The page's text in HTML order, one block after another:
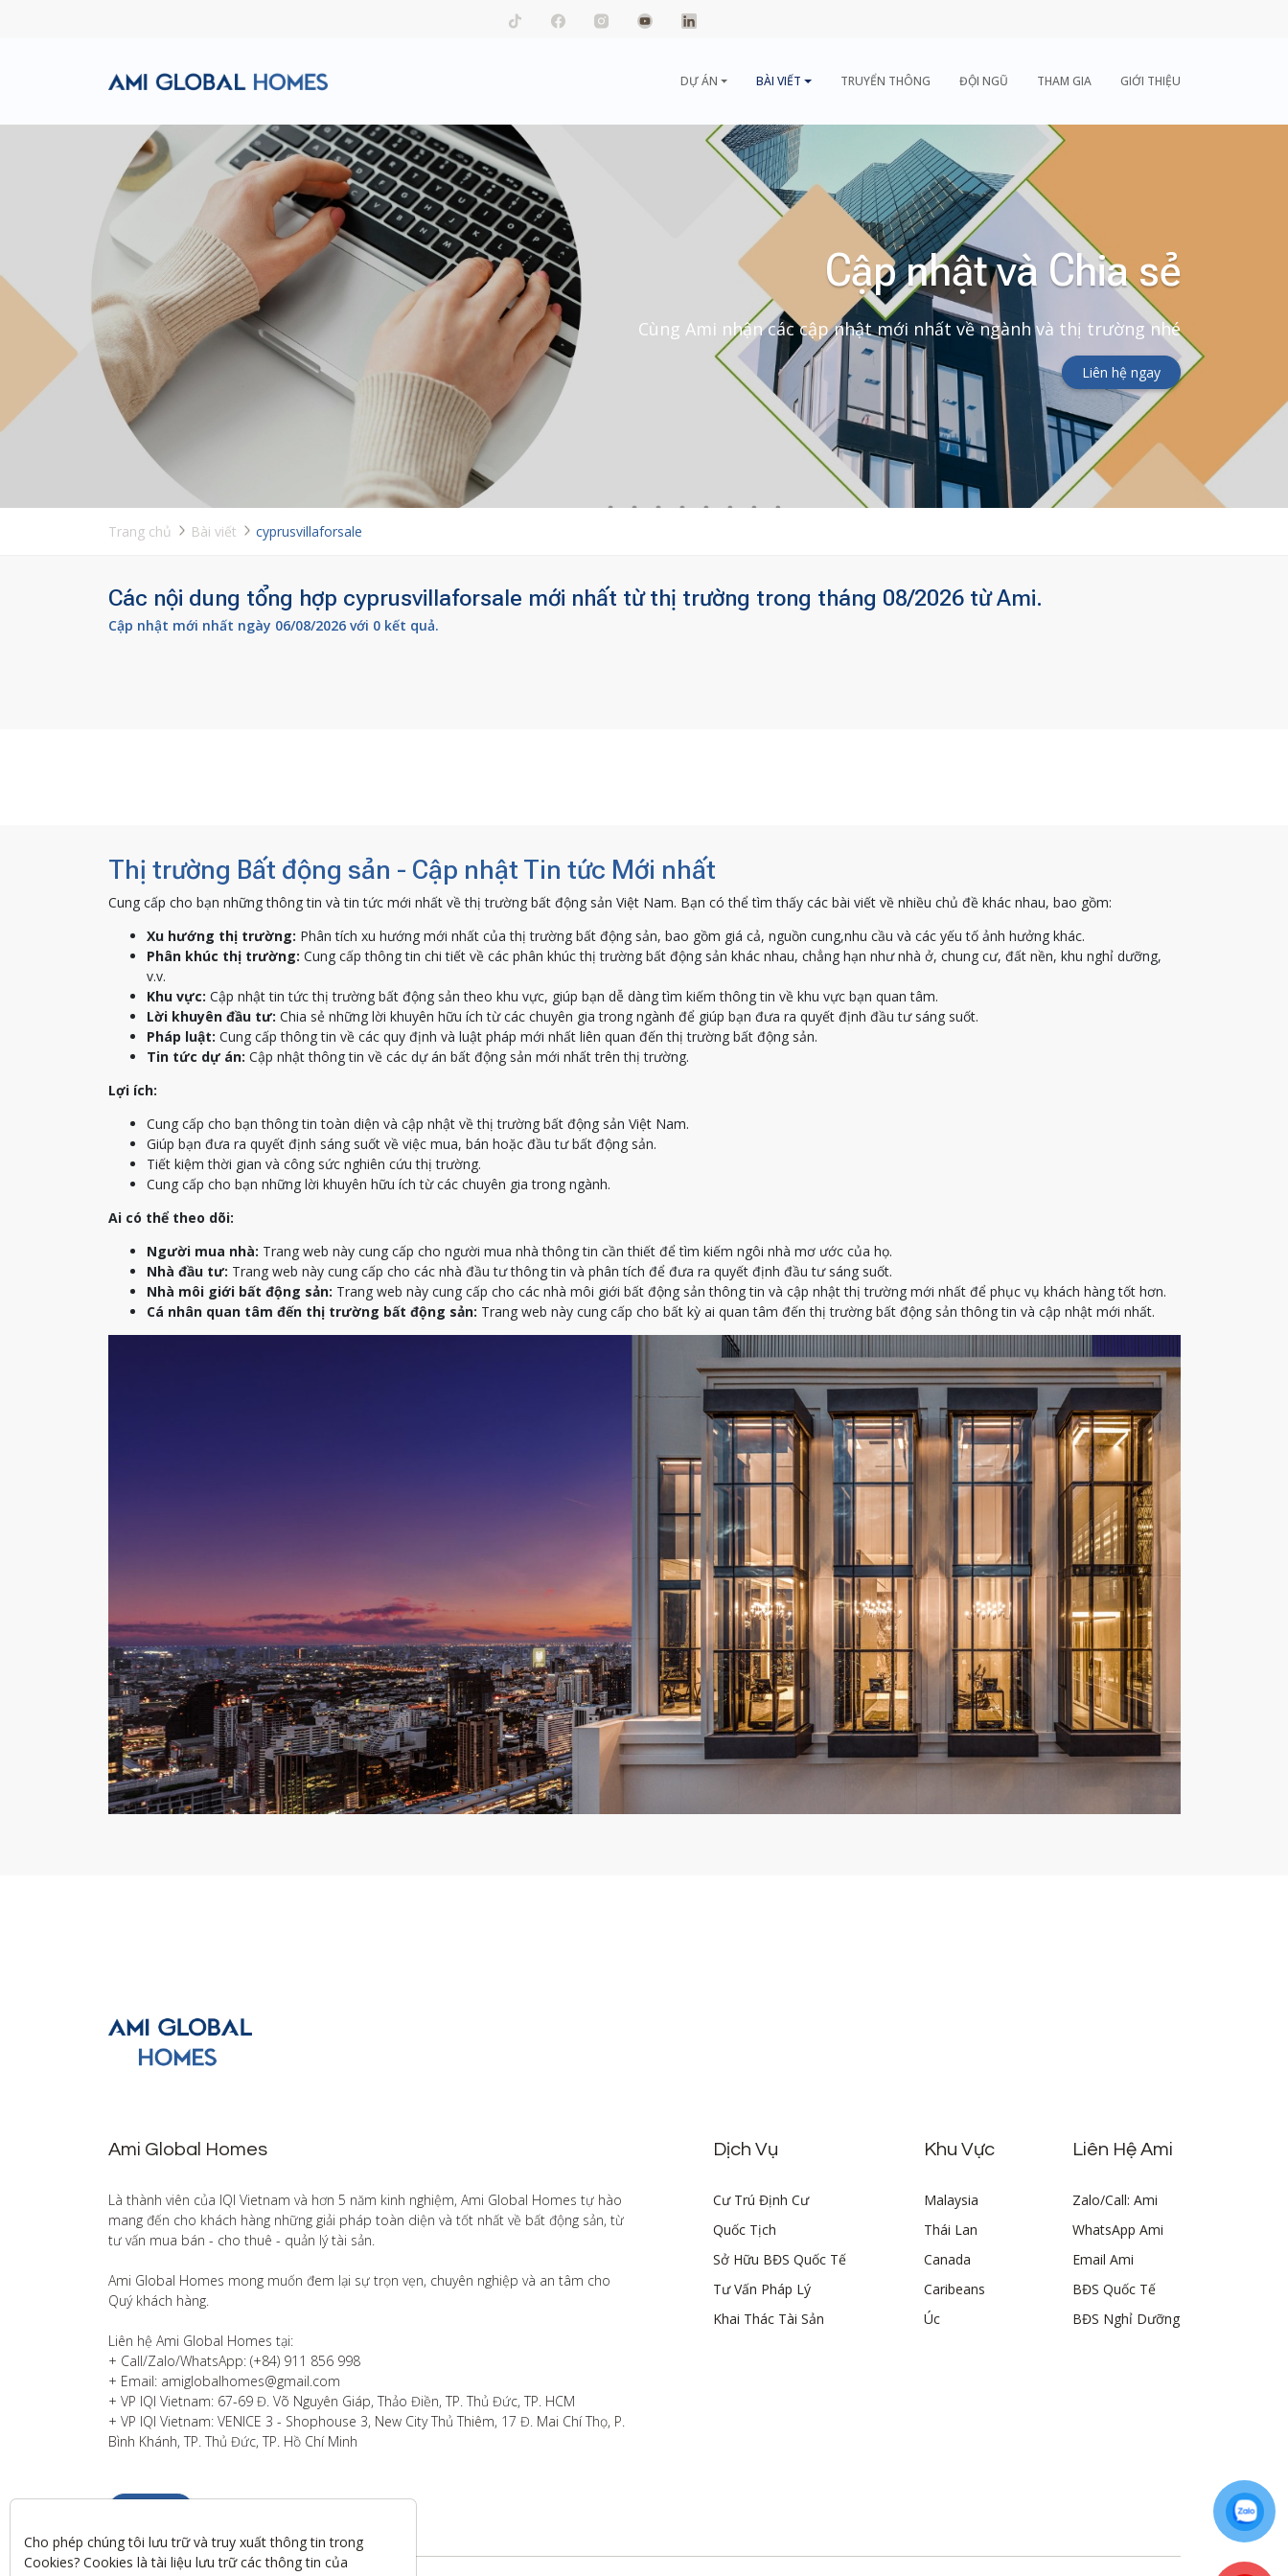
DỰ ÁN BÀI VIẾT TRUYỂN THÔNG ĐỘI NGŨ THAM GIA GIỚI THIỆU
Cập nhật và Chia sẻ
Cùng Ami nhận các cập nhật mới nhất về ngành và thị trường nhé
Liên hệ ngay
Trang chủ Bài viết cyprusvillaforsale
Các nội dung tổng hợp cyprusvillaforsale mới nhất từ thị trường trong tháng 08/2026 từ Ami.
Cập nhật mới nhất ngày 06/08/2026 với 0 kết quả.
Thị trường Bất động sản - Cập nhật Tin tức Mới nhất
Cung cấp cho bạn những thông tin và tin tức mới nhất về thị trường bất động sản Việt Nam. Bạn có thể tìm thấy các bài viết về nhiều chủ đề khác nhau, bao gồm:
Xu hướng thị trường: Phân tích xu hướng mới nhất của thị trường bất động sản, bao gồm giá cả, nguồn cung,nhu cầu và các yếu tố ảnh hưởng khác.
Phân khúc thị trường: Cung cấp thông tin chi tiết về các phân khúc thị trường bất động sản khác nhau, chẳng hạn như nhà ở, chung cư, đất nền, khu nghỉ dưỡng,
v.v.
Khu vực: Cập nhật tin tức thị trường bất động sản theo khu vực, giúp bạn dễ dàng tìm kiếm thông tin về khu vực bạn quan tâm.
Lời khuyên đầu tư: Chia sẻ những lời khuyên hữu ích từ các chuyên gia trong ngành để giúp bạn đưa ra quyết định đầu tư sáng suốt.
Pháp luật: Cung cấp thông tin về các quy định và luật pháp mới nhất liên quan đến thị trường bất động sản.
Tin tức dự án: Cập nhật thông tin về các dự án bất động sản mới nhất trên thị trường.
Lợi ích:
Cung cấp cho bạn thông tin toàn diện và cập nhật về thị trường bất động sản Việt Nam.
Giúp bạn đưa ra quyết định sáng suốt về việc mua, bán hoặc đầu tư bất động sản.
Tiết kiệm thời gian và công sức nghiên cứu thị trường.
Cung cấp cho bạn những lời khuyên hữu ích từ các chuyên gia trong ngành.
Ai có thể theo dõi:
Người mua nhà: Trang web này cung cấp cho người mua nhà thông tin cần thiết để tìm kiếm ngôi nhà mơ ước của họ.
Nhà đầu tư: Trang web này cung cấp cho các nhà đầu tư thông tin và phân tích để đưa ra quyết định đầu tư sáng suốt.
Nhà môi giới bất động sản: Trang web này cung cấp cho các nhà môi giới bất động sản thông tin và cập nhật thị trường mới nhất để phục vụ khách hàng tốt hơn.
Cá nhân quan tâm đến thị trường bất động sản: Trang web này cung cấp cho bất kỳ ai quan tâm đến thị trường bất động sản thông tin và cập nhật mới nhất.
Ami Global Homes
Là thành viên của IQI Vietnam và hơn 5 năm kinh nghiệm, Ami Global Homes tự hào
mang đến cho khách hàng những giải pháp toàn diện và tốt nhất về bất động sản, từ
tư vấn mua bán - cho thuê - quản lý tài sản.
Ami Global Homes mong muốn đem lại sự trọn vẹn, chuyên nghiệp và an tâm cho
Quý khách hàng.
Liên hệ Ami Global Homes tại:
+ Call/Zalo/WhatsApp: (+84) 911 856 998
+ Email: amiglobalhomes@gmail.com
+ VP IQI Vietnam: 67-69 Đ. Võ Nguyên Giáp, Thảo Điền, TP. Thủ Đức, TP. HCM
+ VP IQI Vietnam: VENICE 3 - Shophouse 3, New City Thủ Thiêm, 17 Đ. Mai Chí Thọ, P.
Bình Khánh, TP. Thủ Đức, TP. Hồ Chí Minh
Dịch Vụ
Cư Trú Định Cư
Quốc Tịch
Sở Hữu BĐS Quốc Tế
Tư Vấn Pháp Lý
Khai Thác Tài Sản
Khu Vực
Malaysia
Thái Lan
Canada
Caribeans
Úc
Liên Hệ Ami
Zalo/Call: Ami
WhatsApp Ami
Email Ami
BĐS Quốc Tế
BĐS Nghỉ Dưỡng
Cho phép chúng tôi lưu trữ và truy xuất thông tin trong
Cookies? Cookies là tài liệu lưu trữ các thông tin của